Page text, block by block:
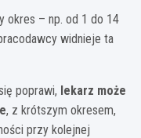
okres – np. od 1 do 14
widnieje ta
poprawi, lekarz może
, z krótszym okresem,
przy kolejnej